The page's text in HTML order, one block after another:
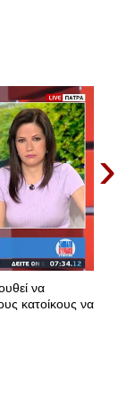
›
να
κατοίκους να